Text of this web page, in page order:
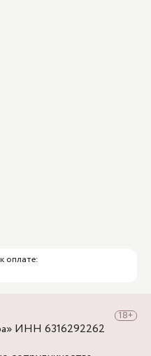
оплате:
ИНН 6316292262